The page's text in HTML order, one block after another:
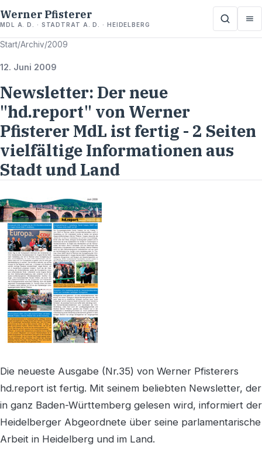
Werner Pfisterer
MDL A. D. · STADTRAT A. D. · HEIDELBERG
Start/Archiv/2009
12. Juni 2009
Newsletter: Der neue
"hd.report" von Werner
Pfisterer MdL ist fertig - 2 Seiten
vielfältige Informationen aus
Stadt und Land
Die neueste Ausgabe (Nr.35) von Werner Pfisterers
hd.report ist fertig. Mit seinem beliebten Newsletter, der
in ganz Baden-Württemberg gelesen wird, informiert der
Heidelberger Abgeordnete über seine parlamentarische
Arbeit in Heidelberg und im Land.